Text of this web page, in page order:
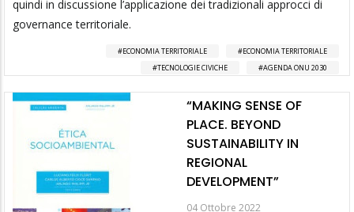
quindi in discussione l’applicazione dei tradizionali approcci di
governance territoriale.
ECONOMIA TERRITORIALE
ECONOMIA TERRITORIALE
TECNOLOGIE CIVICHE
AGENDA ONU 2030
“MAKING SENSE OF
PLACE. BEYOND
SUSTAINABILITY IN
REGIONAL
DEVELOPMENT”
04 Ottobre 2022